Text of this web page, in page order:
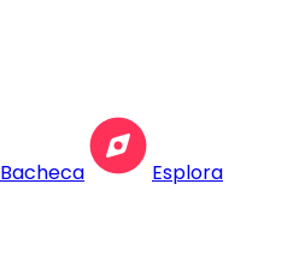
Bacheca Esplora